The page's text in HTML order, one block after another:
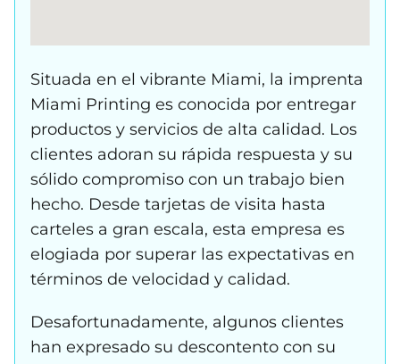
Situada en el vibrante Miami, la imprenta
Miami Printing es conocida por entregar
productos y servicios de alta calidad. Los
clientes adoran su rápida respuesta y su
sólido compromiso con un trabajo bien
hecho. Desde tarjetas de visita hasta
carteles a gran escala, esta empresa es
elogiada por superar las expectativas en
términos de velocidad y calidad.
Desafortunadamente, algunos clientes
han expresado su descontento con su